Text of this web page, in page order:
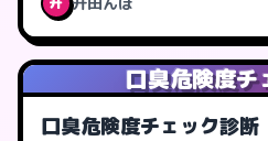
口臭危険度
口臭危険度チェック診断